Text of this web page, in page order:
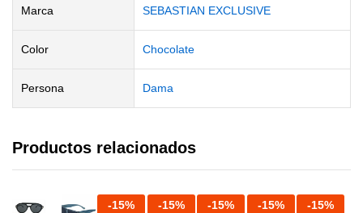
Marca SEBASTIAN EXCLUSIVE
Color Chocolate
Persona Dama
Productos relacionados
-15% -15% -15% -15% -15%